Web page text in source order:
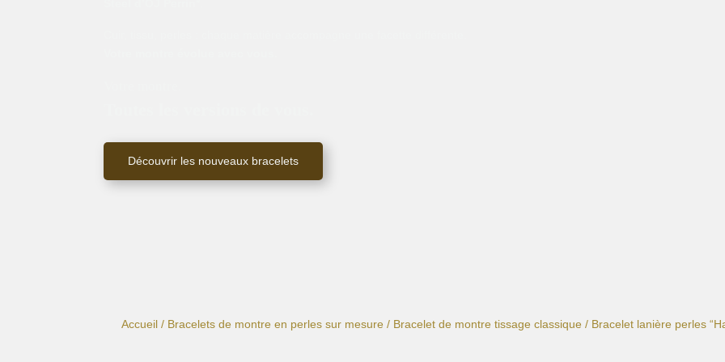
Découvrir les nouveaux bracelets
Accueil / Bracelets de montre en perles sur mesure / Bracelet de montre tissage classique / Bracelet lanière perles